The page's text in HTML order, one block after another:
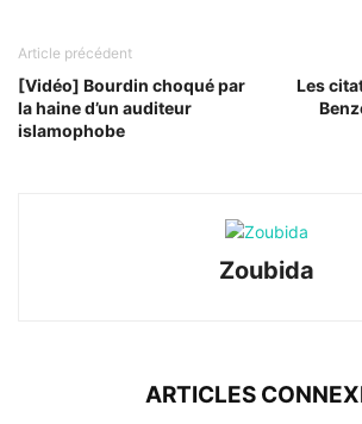
Article précédent
[Vidéo] Bourdin choqué par
la haine d’un auditeur
islamophobe
Les
Zoubida
ARTICLES